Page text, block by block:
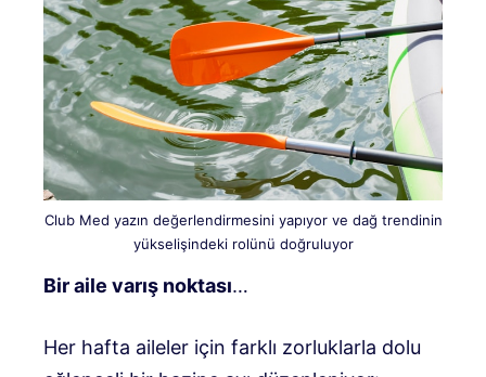
Club Med yazın değerlendirmesini yapıyor ve dağ trendinin
yükselişindeki rolünü doğruluyor
Bir aile varış noktası…
Her hafta aileler için farklı zorluklarla dolu